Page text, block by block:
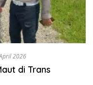
2026
di Trans